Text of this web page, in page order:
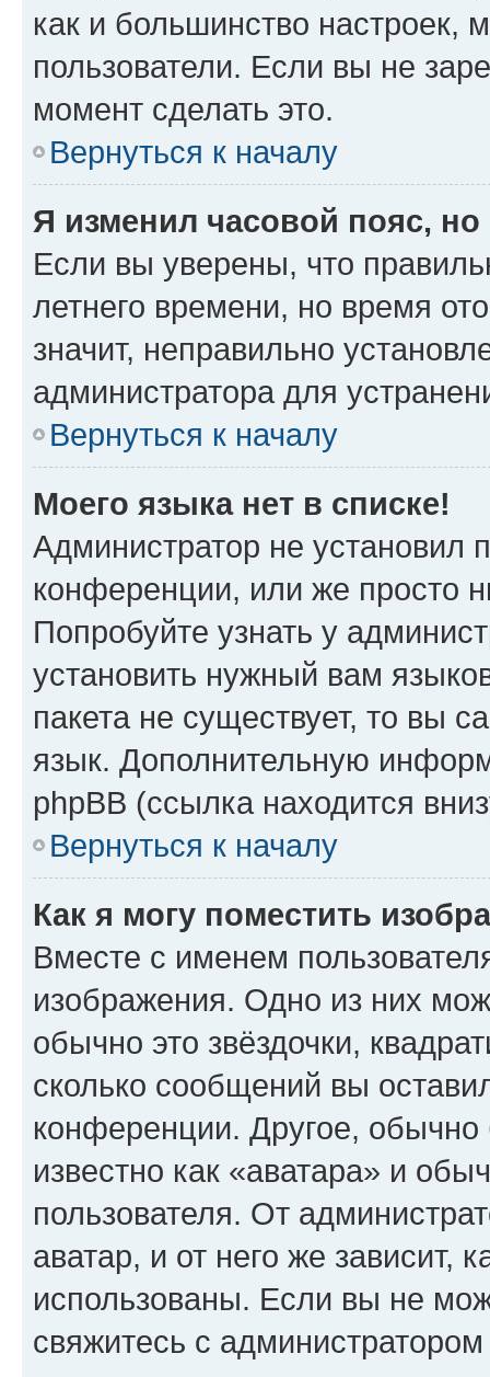
как и большинство настроек,
пользователи. Если вы не
момент сделать это.
Вернуться к началу
Я изменил часовой пояс,
Если вы уверены, что
летнего времени, но время
значит, неправильно
администратора для
Вернуться к началу
Моего языка нет в списке!
Администратор не установил
конференции, или же просто
Попробуйте узнать у
установить нужный вам
пакета не существует, то вы
язык. Дополнительную
phpBB (ссылка находится
Вернуться к началу
Как я могу поместить
Вместе с именем
изображения. Одно из них
обычно это звёздочки,
сколько сообщений вы
конференции. Другое,
известно как «аватара» и
пользователя. От
аватар, и от него же зависит,
использованы. Если вы не
свяжитесь с